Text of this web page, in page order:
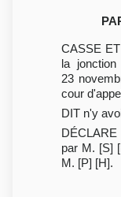
CASSE
la
23
cour
DIT n'y
par M. [S]
M. [P] [H].